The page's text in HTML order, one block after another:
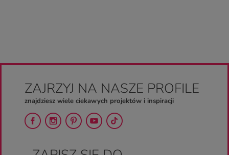
ZAJRZYJ NA NASZE PROFILE
znajdziesz wiele ciekawych projektów i inspiracji